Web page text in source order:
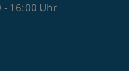
16:00 Uhr